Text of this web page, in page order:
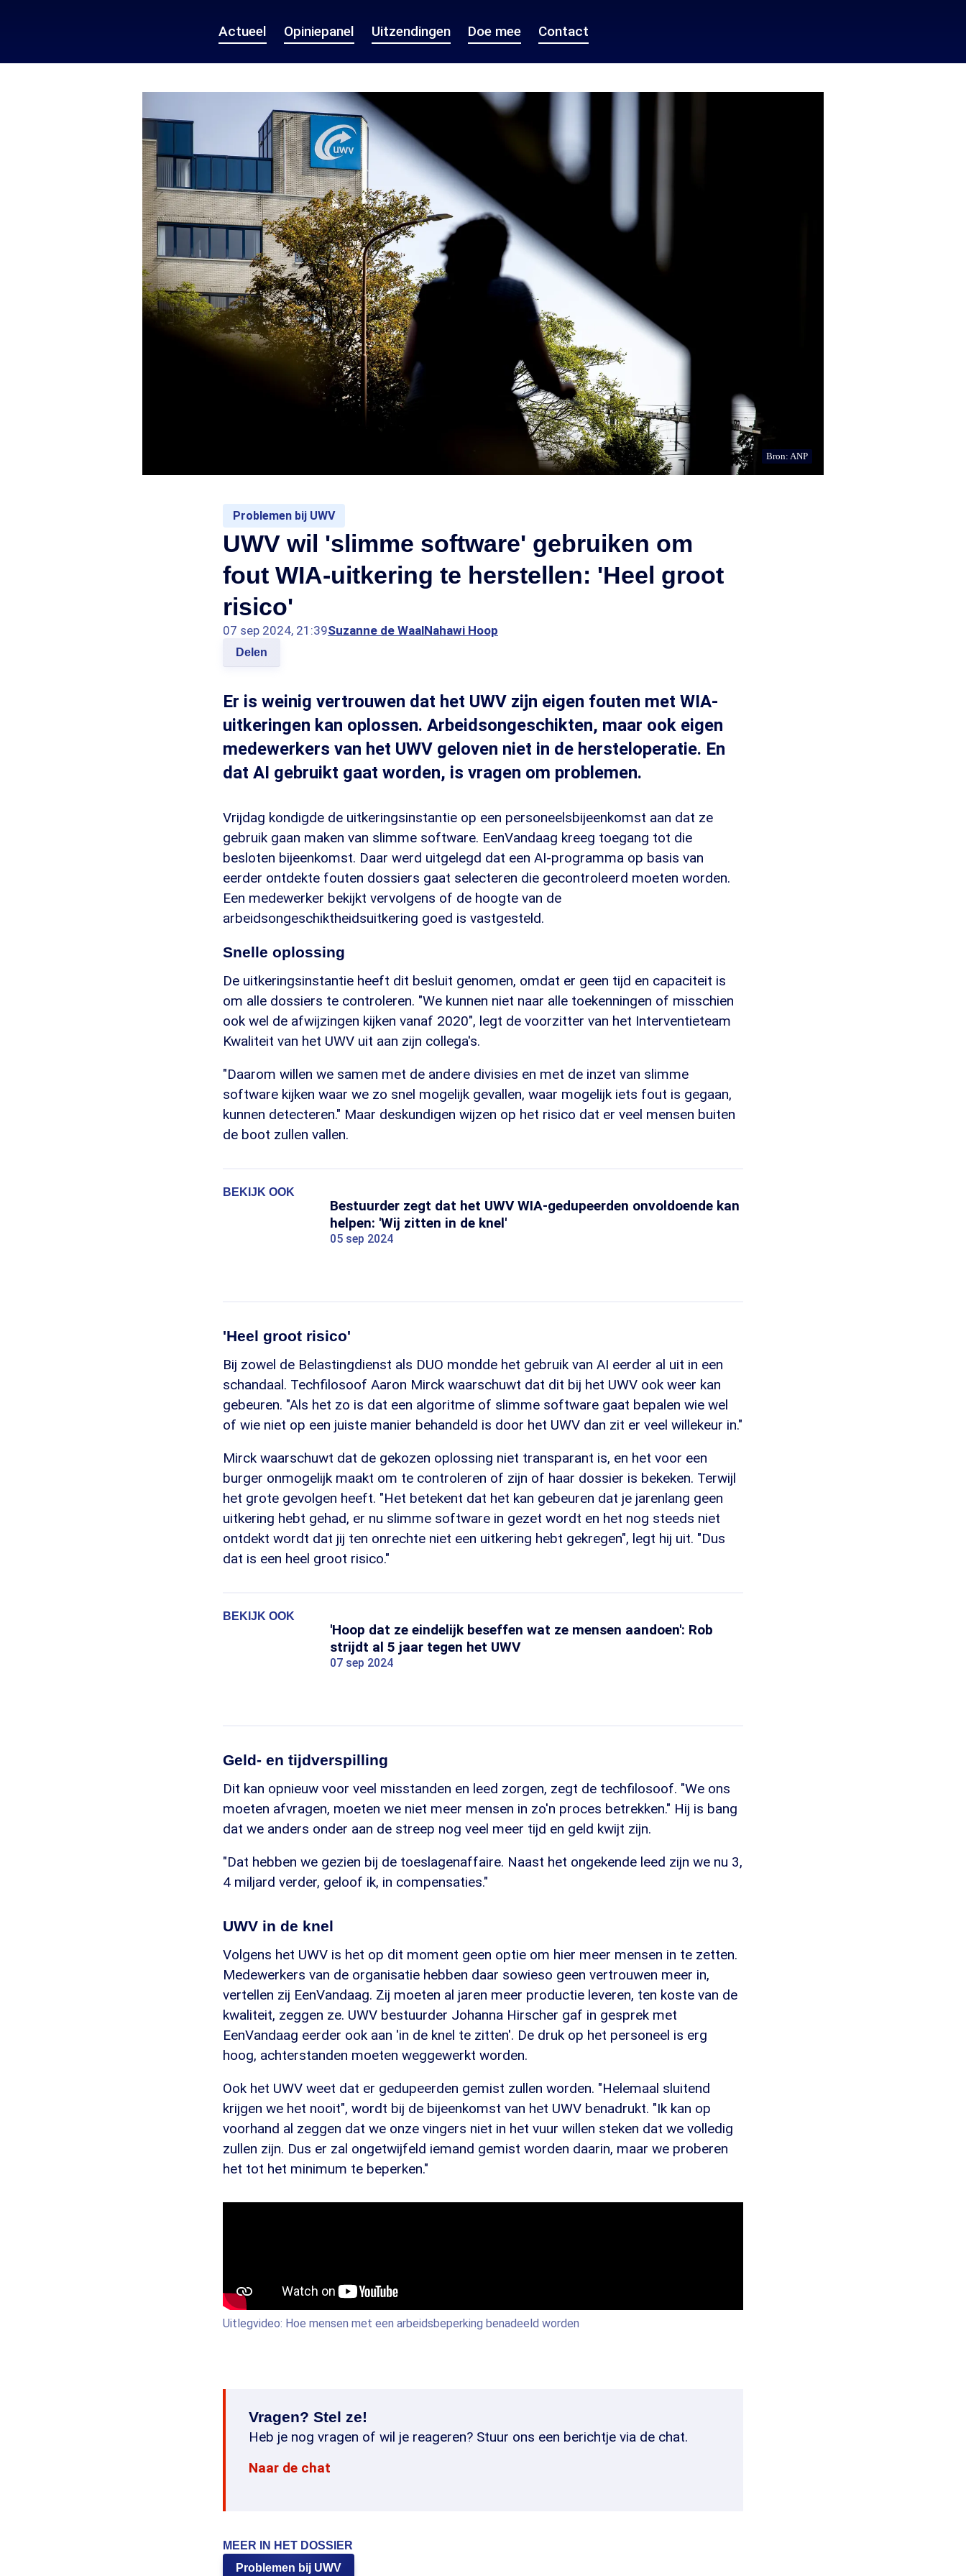
Actueel Opiniepanel Uitzendingen Doe mee Contact
Bron: ANP
Problemen bij UWV
UWV wil 'slimme software' gebruiken om
fout WIA-uitkering te herstellen: 'Heel groot
risico'
07 sep 2024, 21:39Suzanne de WaalNahawi Hoop
Delen
Er is weinig vertrouwen dat het UWV zijn eigen fouten met WIA-
uitkeringen kan oplossen. Arbeidsongeschikten, maar ook eigen
medewerkers van het UWV geloven niet in de hersteloperatie. En
dat AI gebruikt gaat worden, is vragen om problemen.
Vrijdag kondigde de uitkeringsinstantie op een personeelsbijeenkomst aan dat ze
gebruik gaan maken van slimme software. EenVandaag kreeg toegang tot die
besloten bijeenkomst. Daar werd uitgelegd dat een AI-programma op basis van
eerder ontdekte fouten dossiers gaat selecteren die gecontroleerd moeten worden.
Een medewerker bekijkt vervolgens of de hoogte van de
arbeidsongeschiktheidsuitkering goed is vastgesteld.
Snelle oplossing
De uitkeringsinstantie heeft dit besluit genomen, omdat er geen tijd en capaciteit is
om alle dossiers te controleren. "We kunnen niet naar alle toekenningen of misschien
ook wel de afwijzingen kijken vanaf 2020", legt de voorzitter van het Interventieteam
Kwaliteit van het UWV uit aan zijn collega's.
"Daarom willen we samen met de andere divisies en met de inzet van slimme
software kijken waar we zo snel mogelijk gevallen, waar mogelijk iets fout is gegaan,
kunnen detecteren." Maar deskundigen wijzen op het risico dat er veel mensen buiten
de boot zullen vallen.
BEKIJK OOK
Bestuurder zegt dat het UWV WIA-gedupeerden onvoldoende kan
helpen: 'Wij zitten in de knel'
05 sep 2024
'Heel groot risico'
Bij zowel de Belastingdienst als DUO mondde het gebruik van AI eerder al uit in een
schandaal. Techfilosoof Aaron Mirck waarschuwt dat dit bij het UWV ook weer kan
gebeuren. "Als het zo is dat een algoritme of slimme software gaat bepalen wie wel
of wie niet op een juiste manier behandeld is door het UWV dan zit er veel willekeur in."
Mirck waarschuwt dat de gekozen oplossing niet transparant is, en het voor een
burger onmogelijk maakt om te controleren of zijn of haar dossier is bekeken. Terwijl
het grote gevolgen heeft. "Het betekent dat het kan gebeuren dat je jarenlang geen
uitkering hebt gehad, er nu slimme software in gezet wordt en het nog steeds niet
ontdekt wordt dat jij ten onrechte niet een uitkering hebt gekregen", legt hij uit. "Dus
dat is een heel groot risico."
BEKIJK OOK
'Hoop dat ze eindelijk beseffen wat ze mensen aandoen': Rob
strijdt al 5 jaar tegen het UWV
07 sep 2024
Geld- en tijdverspilling
Dit kan opnieuw voor veel misstanden en leed zorgen, zegt de techfilosoof. "We ons
moeten afvragen, moeten we niet meer mensen in zo'n proces betrekken." Hij is bang
dat we anders onder aan de streep nog veel meer tijd en geld kwijt zijn.
"Dat hebben we gezien bij de toeslagenaffaire. Naast het ongekende leed zijn we nu 3,
4 miljard verder, geloof ik, in compensaties."
UWV in de knel
Volgens het UWV is het op dit moment geen optie om hier meer mensen in te zetten.
Medewerkers van de organisatie hebben daar sowieso geen vertrouwen meer in,
vertellen zij EenVandaag. Zij moeten al jaren meer productie leveren, ten koste van de
kwaliteit, zeggen ze. UWV bestuurder Johanna Hirscher gaf in gesprek met
EenVandaag eerder ook aan 'in de knel te zitten'. De druk op het personeel is erg
hoog, achterstanden moeten weggewerkt worden.
Ook het UWV weet dat er gedupeerden gemist zullen worden. "Helemaal sluitend
krijgen we het nooit", wordt bij de bijeenkomst van het UWV benadrukt. "Ik kan op
voorhand al zeggen dat we onze vingers niet in het vuur willen steken dat we volledig
zullen zijn. Dus er zal ongetwijfeld iemand gemist worden daarin, maar we proberen
het tot het minimum te beperken."
Uitlegvideo: Hoe mensen met een arbeidsbeperking benadeeld worden
Vragen? Stel ze!
Heb je nog vragen of wil je reageren? Stuur ons een berichtje via de chat.
Naar de chat
MEER IN HET DOSSIER
Problemen bij UWV